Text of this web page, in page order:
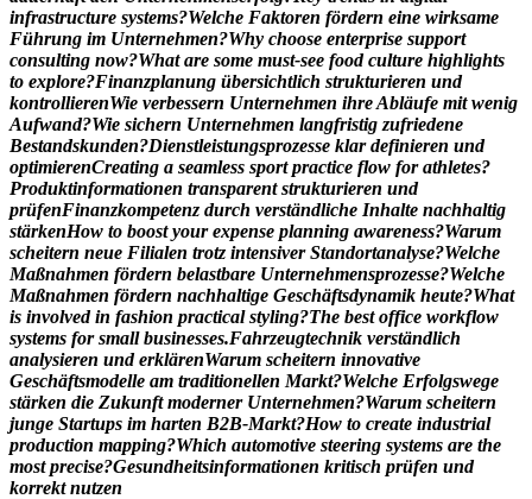
infrastructure systems?Welche Faktoren fördern eine wirksame
Führung im Unternehmen?Why choose enterprise support
consulting now?What are some must-see food culture highlights
to explore?Finanzplanung übersichtlich strukturieren und
kontrollierenWie verbessern Unternehmen ihreAbläufe mit wenig
Aufwand?Wie sichern Unternehmen langfristig zufriedene
Bestandskunden?Dienstleistungsprozesse klar definieren und
optimierenCreating a seamless sport practice flow for athletes?
Produktinformationen transparent strukturieren und
prüfenFinanzkompetenz durch verständliche Inhalte nachhaltig
stärkenHow to boost your expense planning awareness?Warum
scheitern neue Filialen trotz intensiver Standortanalyse?Welche
Maßnahmen fördern belastbare Unternehmensprozesse?Welche
Maßnahmen fördern nachhaltige Geschäftsdynamik heute?What
is involved in fashion practical styling?The best office workflow
systems for small businesses.Fahrzeugtechnik verständlich
analysieren und erklärenWarum scheitern innovative
Geschäftsmodelle am traditionellen Markt?Welche Erfolgswege
stärken die Zukunft moderner Unternehmen?Warum scheitern
junge Startups im harten B2B-Markt?How to create industrial
production mapping?Which automotive steering systems are the
most precise?Gesundheitsinformationen kritisch prüfen und
korrekt nutzen